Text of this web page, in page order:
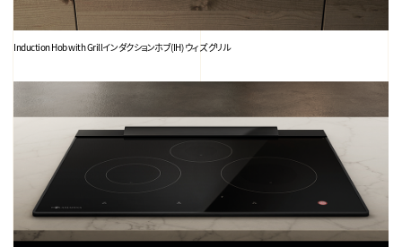
Induction Hob with Grillインダクションホブ(IH) ウィズ グリル